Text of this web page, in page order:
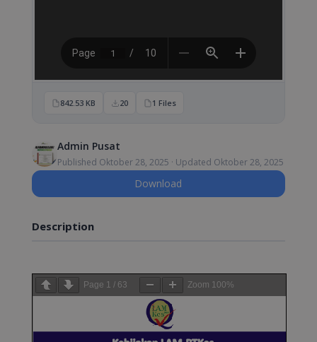
842.53 KB 20 1 Files
Admin Pusat
Published Oktober 28, 2025 · Updated Oktober 28, 2025
Download
Description
Page 1 / 63 Zoom 100%